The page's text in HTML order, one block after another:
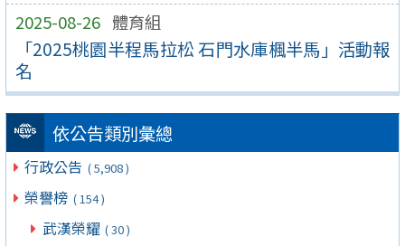
2025-08-26 體育組
「2025桃園半程馬拉松 石門水庫楓半馬」活動報
名
依公告類別彙總
行政公告 ( 5,908 )
榮譽榜 ( 154 )
武漢榮耀 ( 30 )